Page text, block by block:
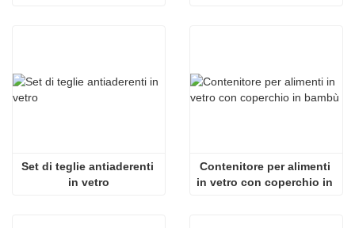
Set di teglie antiaderenti
in vetro
Contenitore per alimenti
in vetro con coperchio in